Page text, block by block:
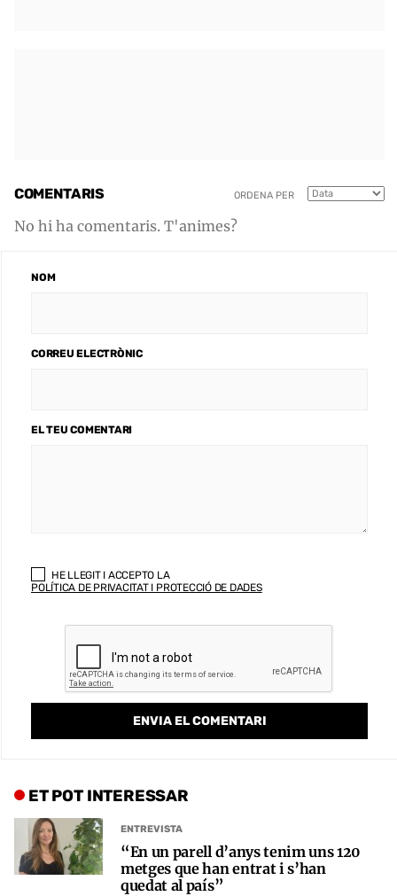
COMENTARIS ORDENA PER
No hi ha comentaris. T'animes?
NOM
CORREU ELECTRÒNIC
EL TEU COMENTARI
HE LLEGIT I ACCEPTO LA
POLÍTICA DE PRIVACITAT I PROTECCIÓ DE DADES
ET POT INTERESSAR
ENTREVISTA
“En un parell d’anys tenim uns 120
metges que han entrat i s’han
quedat al país”